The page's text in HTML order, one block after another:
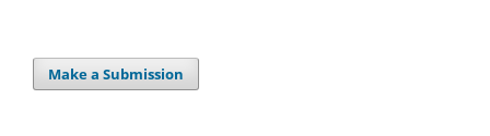
Make a Submission